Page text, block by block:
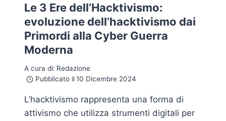
Le 3 Ere dell’Hacktivismo:
evoluzione dell’hacktivismo dai
Primordi alla Cyber Guerra
Moderna
A cura di: Redazione
Pubblicato il 10 Dicembre 2024
L’hacktivismo rappresenta una forma di
attivismo che utilizza strumenti digitali per